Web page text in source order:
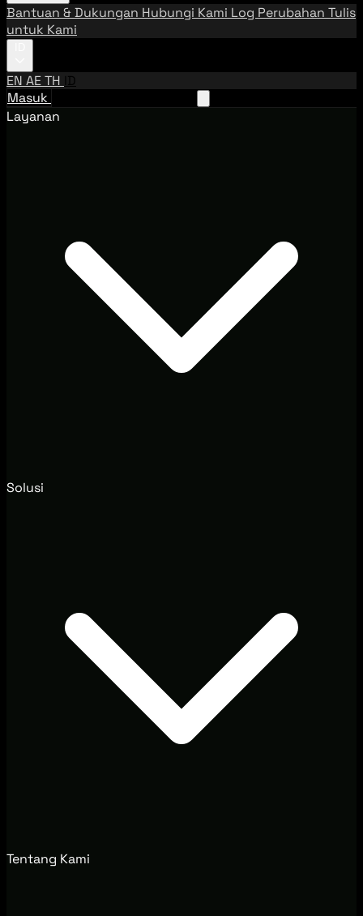
Bantuan & Dukungan Hubungi Kami Log Perubahan Tulis
untuk Kami
EN AETH ID
Masuk
Layanan
Solusi
Tentang Kami